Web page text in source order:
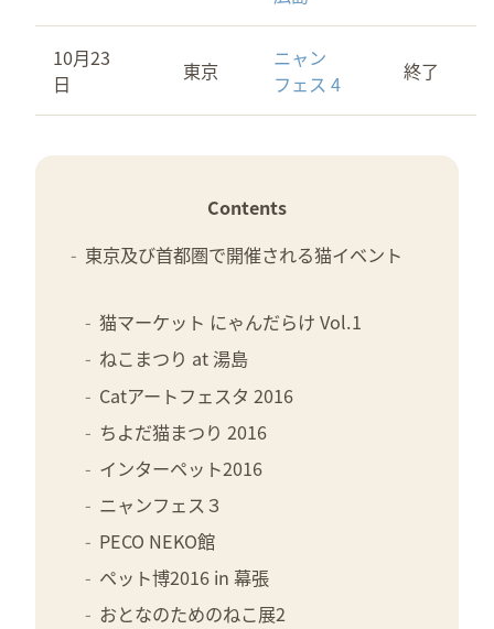
10月23
日
東京
ニャン
フェス 4
終了
Contents
東京及び首都圏で開催される猫イベント
猫マーケット にゃんだらけ Vol.1
ねこまつり at 湯島
Catアートフェスタ 2016
ちよだ猫まつり 2016
インターペット2016
ニャンフェス３
PECO NEKO館
ペット博2016 in 幕張
おとなのためのねこ展2